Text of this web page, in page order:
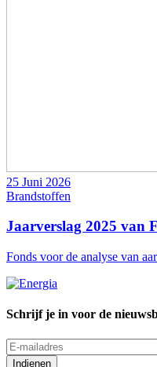
25 Juni 2026
Brandstoffen
Jaarverslag 2025 van
Fonds voor de analyse van
Schrijf je in voor de
E-
mailadres